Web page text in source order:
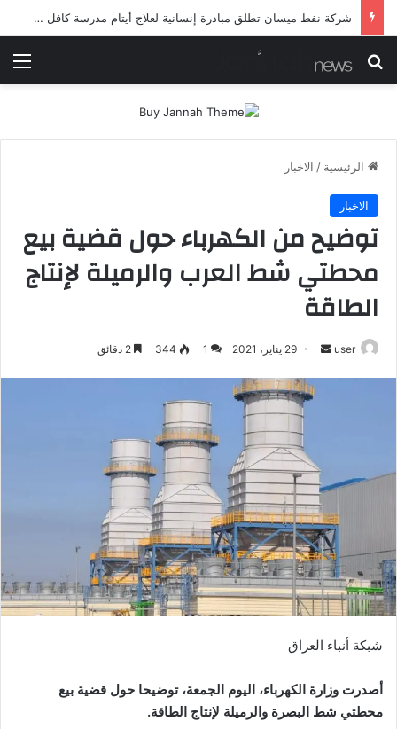
شرطة ميسان تلقي القبض على مطلقي العيارات النارية أثناء تشييع جنائزي في العمارة
بحث عن
الرئيسية / الاخبار
الاخبار
توضيح من الكهرباء حول قضية بيع
محطتي شط العرب والرميلة لإنتاج
الطاقة
user
أرسل
إلكترونيا
29 يناير، 2021 1
344
شبكة أنباء العراق
أصدرت وزارة الكهرباء، اليوم الجمعة، توضيحا حول قضية بيع
محطتي شط البصرة والرميلة لإنتاج الطاقة.